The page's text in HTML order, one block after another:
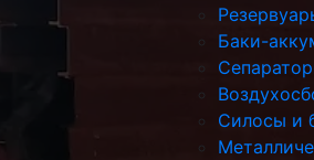
Баки-
Силосы и